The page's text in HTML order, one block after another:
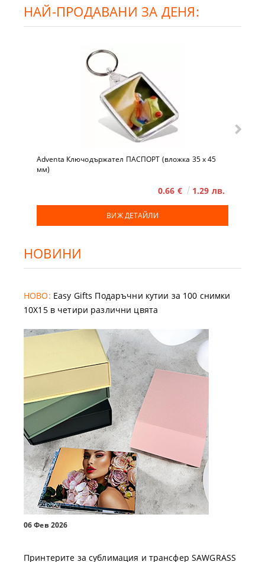
НАЙ-ПРОДАВАНИ ЗА ДЕНЯ:
Adventa Ключодържател ПАСПОРТ (вложка 35 x 45
мм)
0.66 € 1.29 лв.
ВИЖ ДЕТАЙЛИ
НОВИНИ
НОВО: Easy Gifts Подаръчни кутии за 100 снимки
10X15 в четири различни цвята
06 Фев 2026
Принтерите за сублимация и трансфер SAWGRASS